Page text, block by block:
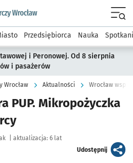
podserwis: Strategia
Przedsiębiorca Nauka
i Peronowej. Od 8 sierpnia
i pasażerów
Wrocław Aktualności Wrocław
PUP. Mikropożyczka
aktualizacja: 6 lat
Udostępnijartykuł